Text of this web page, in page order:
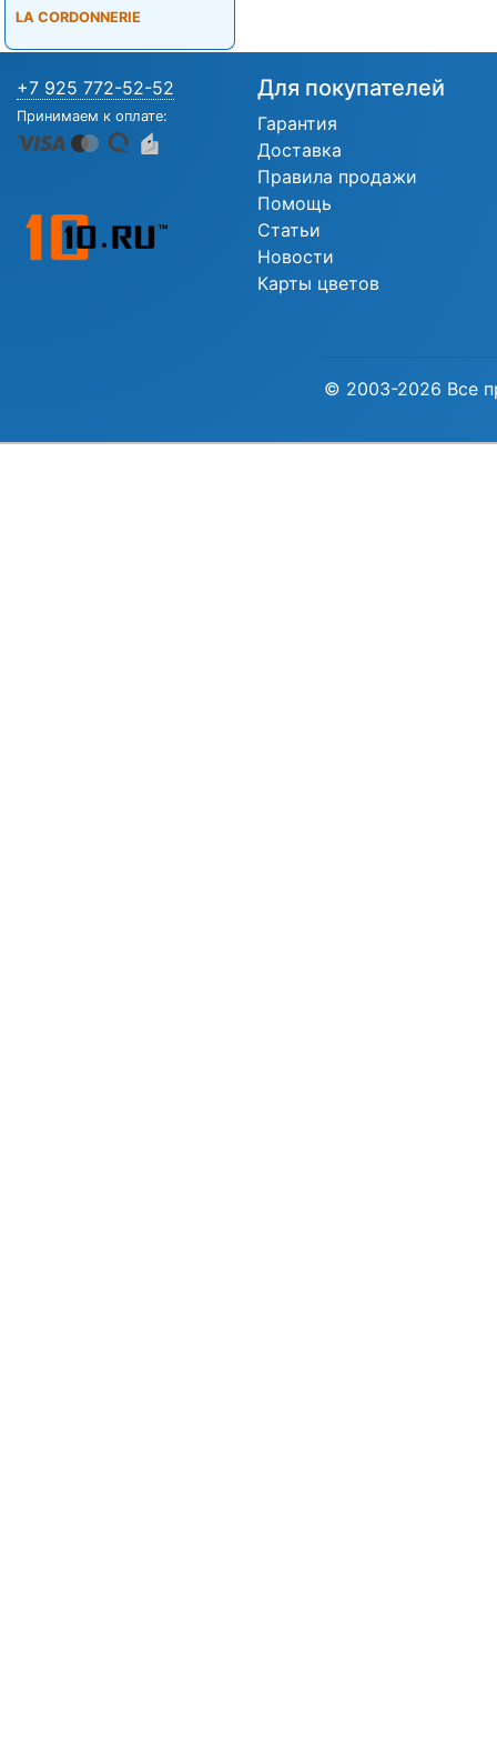
LA CORDONNERIE
+7 925 772-52-52
Принимаем к оплате:
Для покупателей
Гарантия
Доставка
Правила продажи
Помощь
Статьи
Новости
Карты цветов
© 2003-2026 Все